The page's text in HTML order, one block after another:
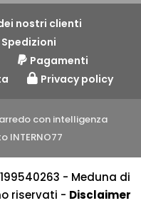
nostri clienti
Spedizioni
Pagamenti
Privacy policy
con intelligenza
INTERNO77
- Meduna di
riservati - Disclaimer